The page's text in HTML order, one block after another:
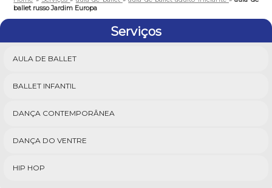
ballet russo Jardim Europa
Serviços
AULA DE BALLET
BALLET INFANTIL
DANÇA CONTEMPORÂNEA
DANÇA DO VENTRE
HIP HOP